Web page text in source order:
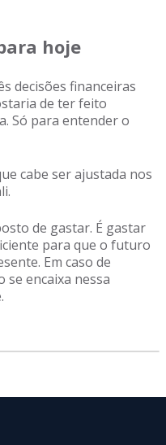
hoje
decisões financeiras
de ter feito
Só para entender o
cabe ser ajustada nos
de gastar. É gastar
para que o futuro
Em caso de
se encaixa nessa